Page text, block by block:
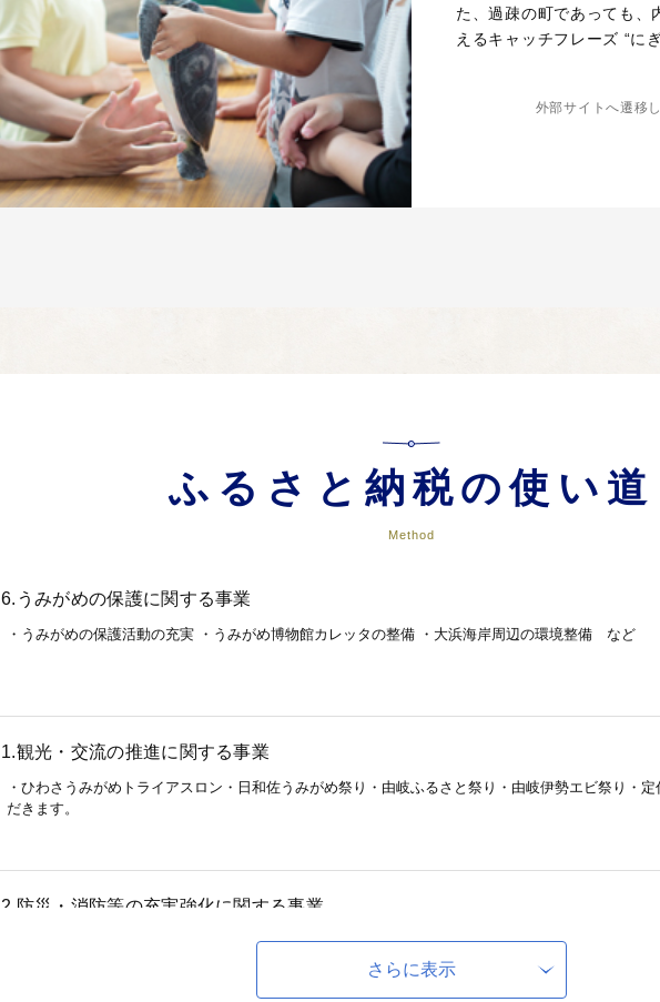
た、過疎の町であっても、
えるキャッチフレーズ “に
外部サイトへ遷移
ふるさと納税の使い道
Method
6.うみがめの保護に関する事業
・うみがめの保護活動の充実 ・うみがめ博物館カレッタの整備 ・大浜海岸周辺の環境整備 など
1.観光・交流の推進に関する事業
・ひわさうみがめトライアスロン・日和佐うみがめ祭り・由岐ふるさと祭り・由岐伊勢エビ祭り
だきます。
2.防災・消防等の充実強化に関する事業
・津波避難タワーの整備・自主防災組織等の整備・消防団関係の整備 などに活用させていただきま
さらに表示